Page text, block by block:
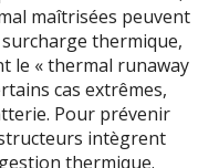
maîtrisées peuvent
thermique,
le « thermal runaway
cas extrêmes,
Pour prévenir
intègrent
thermique.